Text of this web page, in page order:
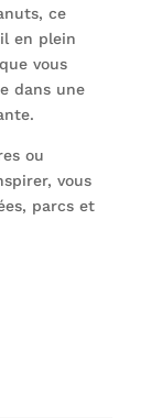
ce
en plein
vous
dans une
ou
vous
parcs et